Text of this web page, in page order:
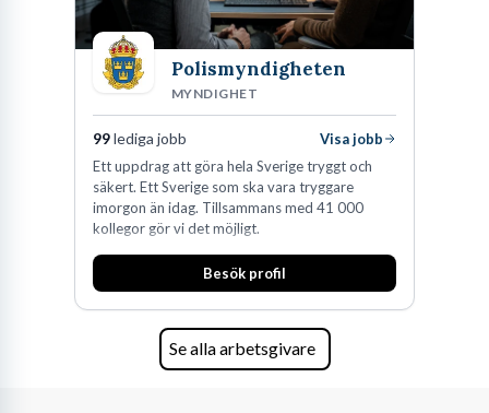
Polismyndigheten
MYNDIGHET
99lediga jobb
Visa jobb
Ett uppdrag att göra hela Sverige tryggt och
säkert. Ett Sverige som ska vara tryggare
imorgon än idag. Tillsammans med 41 000
kollegor gör vi det möjligt.
Besök profil
Se alla arbetsgivare